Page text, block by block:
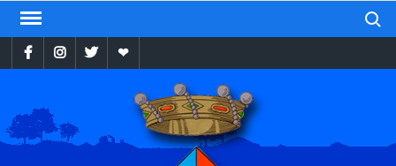
Skip
contentFacebookInstragram
TwitterEbando